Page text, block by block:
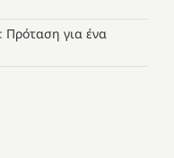
Πρόταση για ένα